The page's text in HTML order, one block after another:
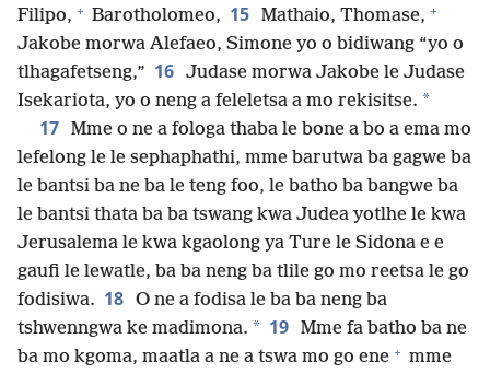
Filipo, + Barotholomeo, 15 Mathaio, Thomase, +
Jakobe morwa Alefaeo, Simone yo o bidiwang “yo o
tlhagafetseng,” 16 Judase morwa Jakobe le Judase
Isekariota, yo o neng a feleletsa a mo rekisitse. *
17 Mme o ne a fologa thaba le bone a bo a ema mo
lefelong le le sephaphathi, mme barutwa ba gagwe ba
le bantsi ba ne ba le teng foo, le batho ba bangwe ba
le bantsi thata ba ba tswang kwa Judea yotlhe le kwa
Jerusalema le kwa kgaolong ya Ture le Sidona e e
gaufi le lewatle, ba ba neng ba tlile go mo reetsa le go
fodisiwa. 18 O ne a fodisa le ba ba neng ba
tshwenngwa ke madimona. * 19 Mme fa batho ba ne
ba mo kgoma, maatla a ne a tswa mo go ene + mme